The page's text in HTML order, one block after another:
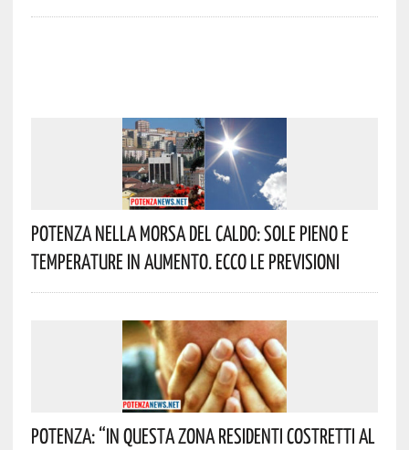
Potenza Nella Morsa Del Caldo: Sole Pieno E
Temperature In Aumento. Ecco Le Previsioni
Potenza: “In Questa Zona Residenti Costretti Al